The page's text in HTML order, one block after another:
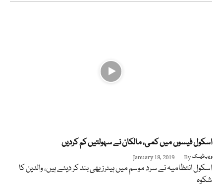
اسکول فیسوں میں کمی، مالکان نے سہولتیں کم کردیں
January 18, 2019 Byویب ڈیسک
اسکول انتظامیہ نے سرد موسم میں ہیٹرز بھی بند کر دیئے ہیں، والدین کا
شکوہ